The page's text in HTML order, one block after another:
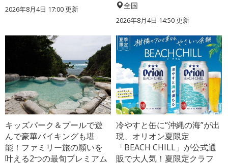
2026年8月4日 17:00更新 全国
2026年8月4日 14:50更新
キッズパーク＆プールで遊
んで豪華バイキングも堪
能！ファミリー旅の願いを
叶える2つの最旬プレミアム
冷やすと缶に“沖縄の海”が出
現、オリオン夏限定
「BEACH CHILL」が公式通
販で大人気！夏限定クラフ